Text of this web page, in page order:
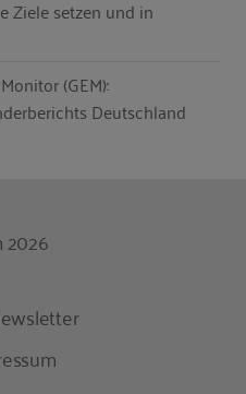
Ziele setzen und in
(GEM):
Deutschland